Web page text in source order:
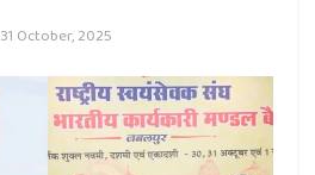
31 October, 2025